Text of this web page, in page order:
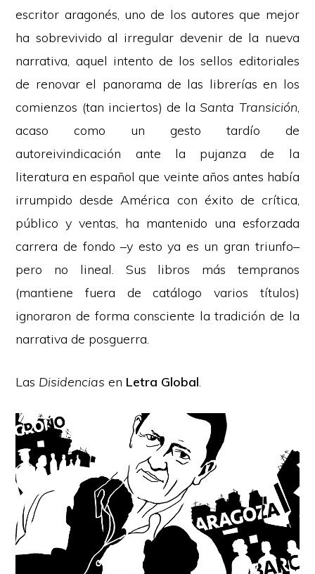
escritor aragonés, uno de los autores que mejor
ha sobrevivido al irregular devenir de la nueva
narrativa, aquel intento de los sellos editoriales
de renovar el panorama de las librerías en los
comienzos (tan inciertos) de laSanta Transición,
acaso como un gesto tardío de
autoreivindicación ante la pujanza de la
literatura en español que veinte años antes había
irrumpido desde América con éxito de crítica,
público y ventas, ha mantenido una esforzada
carrera de fondo –y esto ya es un gran triunfo–
pero no lineal. Sus libros más tempranos
(mantiene fuera de catálogo varios títulos)
ignoraron de forma consciente la tradición de la
narrativa de posguerra.
Las Disidencias en Letra Global.